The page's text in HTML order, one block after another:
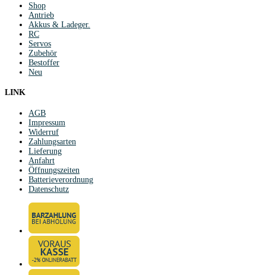
Shop
Antrieb
Akkus & Ladeger.
RC
Servos
Zubehör
Bestoffer
Neu
LINK
AGB
Impressum
Widerruf
Zahlungsarten
Lieferung
Anfahrt
Öffnungszeiten
Batterieverordnung
Datenschutz